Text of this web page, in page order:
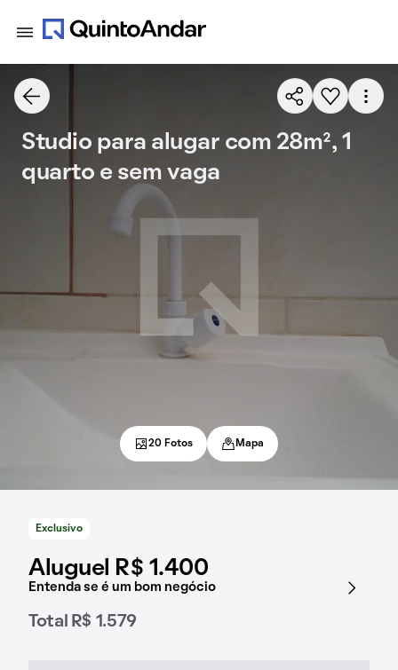
Exclusivo
Aluguel R$ 1.400
Entenda se é um bom negócio
Total R$ 1.579
Studio para alugar com 28m², 1
quarto e sem vaga
20 Fotos Mapa